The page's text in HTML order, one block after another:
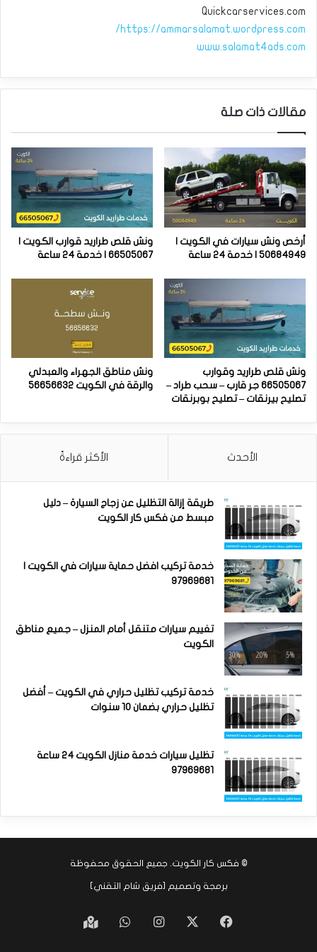
Quickcarservices.com
https://ammarsalamat.wordpress.com/
www.salamat4ads.com
مقالات ذات صلة
أرخص ونش سيارات في الكويت |
50684949 | خدمة 24 ساعة
ونش قلص طراريد قوارب الكويت |
66505067 | خدمة 24 ساعة
ونش قلص طراريد وقوارب
66505067 جر قارب – سحب طراد –
تصليح بيرنقات – تصليح بوبرنقات
ونش مناطق الجهراء والعبدلي
والرقة في الكويت 56656632
الأحدث الأكثر قراءةً
طريقة إزالة التظليل عن زجاج السيارة – دليل
مبسط من فكس كار الكويت
خدمة تركيب افضل حماية سيارات في الكويت |
97969681
تغييم سيارات متنقل أمام المنزل – جميع مناطق
الكويت
خدمة تركيب تظليل حراري في الكويت – أفضل
تظليل حراري بضمان 10 سنوات
تظليل سيارات خدمة منازل الكويت 24 ساعة
97969681
© فكس كار الكويت. جميع الحقوق محفوظة
برمجة وتصميم [فريق شام التقني]
فيسبوك انستقرامواتسابGoogle